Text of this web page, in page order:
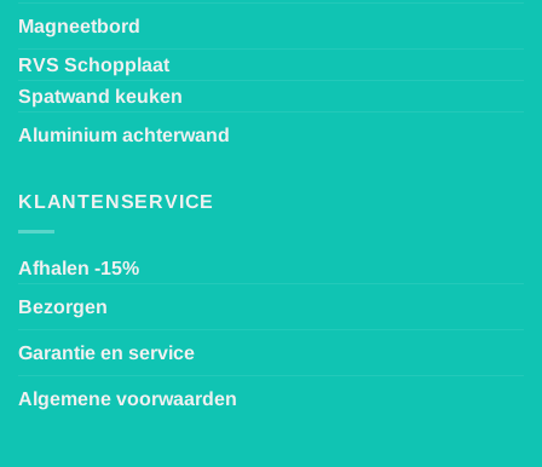
Magneetbord
RVS Schopplaat
Spatwand keuken
Aluminium achterwand
KLANTENSERVICE
Afhalen -15%
Bezorgen
Garantie en service
Algemene voorwaarden